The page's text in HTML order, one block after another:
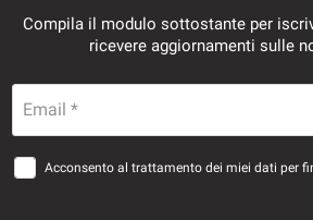
VEDI
1.335€/mese
48 Mesi
Compila il modulo sottostante per
ricevere aggiornamenti sulle
Email *
Acconsento al trattamento dei miei dati per